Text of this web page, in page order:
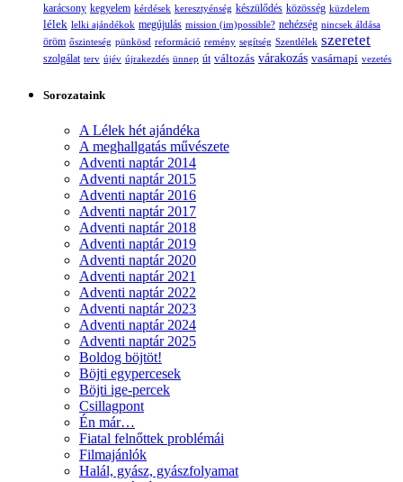
karácsony kegyelem kérdések keresztyénség készülődés közösség küzdelem
lélek lelki ajándékok megújulás mission (im)possible? nehézség nincsek áldása
öröm őszinteség pünkösd reformáció remény segítség Szentlélek szeretet
szolgálat terv újév újrakezdés ünnep út változás várakozás vasárnapi vezetés
Sorozataink
A Lélek hét ajándéka
A meghallgatás művészete
Adventi naptár 2014
Adventi naptár 2015
Adventi naptár 2016
Adventi naptár 2017
Adventi naptár 2018
Adventi naptár 2019
Adventi naptár 2020
Adventi naptár 2021
Adventi naptár 2022
Adventi naptár 2023
Adventi naptár 2024
Adventi naptár 2025
Boldog böjtöt!
Böjti egypercesek
Böjti ige-percek
Csillagpont
Én már…
Fiatal felnőttek problémái
Filmajánlók
Halál, gyász, gyászfolyamat